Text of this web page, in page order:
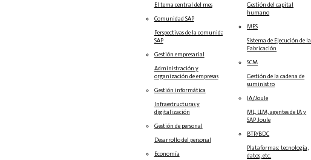
El tema central del mes
Comunidad SAP
Perspectivas de la comunidad
SAP
Gestión empresarial
Administración y
organización de empresas
Gestión informática
Infraestructuras y
digitalización
Gestión de personal
Desarrollo del personal
Economía
Gestión del capital
humano
MES
Sistema de Ejecución de la
Fabricación
SCM
Gestión de la cadena de
suministro
IA/Joule
ML, LLM, agentes de IA y
SAP Joule
BTP/BDC
Plataformas: tecnología,
datos, etc.